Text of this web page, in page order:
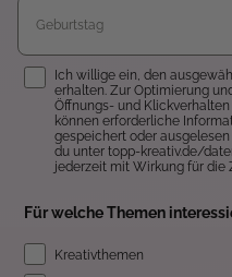
Einwilligung
Ich willige ein, den
erhalten. Zur Optimierung
Öffnungs- und
können erforderliche
gespeichert oder
du unter topp-kreativ.de/
jederzeit mit Wirkung für die
Für welche Themen
Kreativthemen